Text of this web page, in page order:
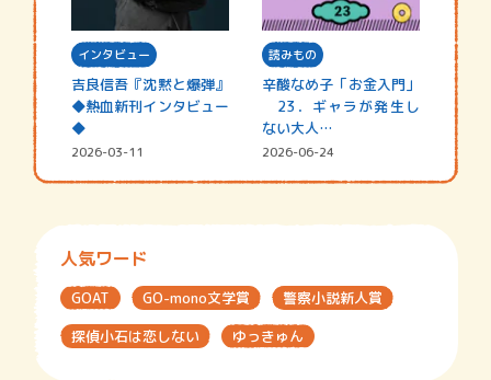
インタビュー
吉良信吾『沈黙と爆弾』
◆熱血新刊インタビュー
◆
2026-03-11
読みもの
辛酸なめ子「お金入門」
23．ギャラが発生し
ない大人…
2026-06-24
人気ワード
GOAT GO-mono文学賞
警察小説新人賞
探偵小石は恋しない
ゆっきゅん